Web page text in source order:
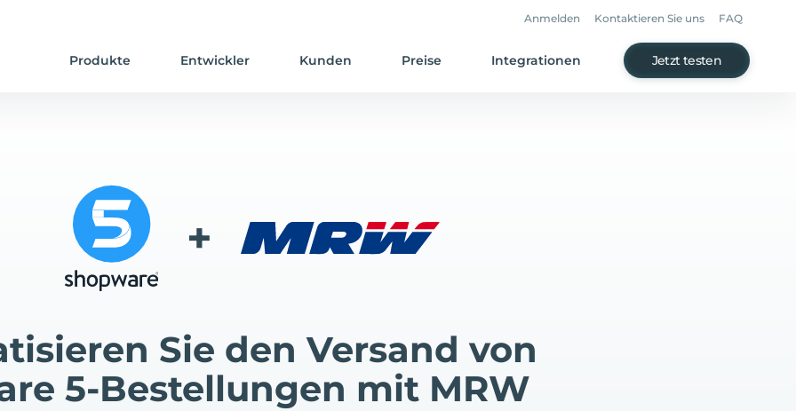
Anmelden Kontaktieren Sie uns FAQ
Produkte Entwickler Kunden Preise Integrationen Jetzt testen
+
Sie den Versand von
5-Bestellungen mit MRW